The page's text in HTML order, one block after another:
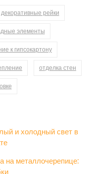
декоративные рейки
элементы
к гипсокартону
отделка стен
и холодный свет в
на металлочерепице: